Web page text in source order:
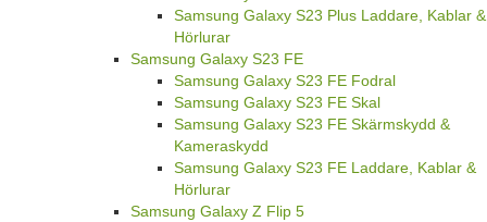
Samsung Galaxy S23 Plus Laddare, Kablar &
Hörlurar
Samsung Galaxy S23 FE
Samsung Galaxy S23 FE Fodral
Samsung Galaxy S23 FE Skal
Samsung Galaxy S23 FE Skärmskydd &
Kameraskydd
Samsung Galaxy S23 FE Laddare, Kablar &
Hörlurar
Samsung Galaxy Z Flip 5